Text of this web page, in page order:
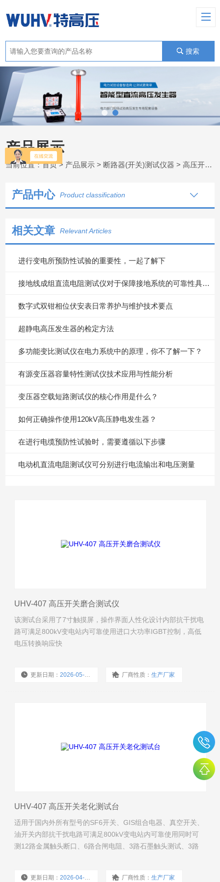
搜索
产品展示
当前位置：首页> 产品展示 > 断路器(开关)测试仪器 >高压开关磨合测试仪
产品中心 Product classification
相关文章 Relevant Articles
进行变电所预防性试验的重要性，一起了解下
接地线成组直流电阻测试仪对于保障接地系统的可靠性具有重要意义
数字式双钳相位伏安表日常养护与维护技术要点
超静电高压发生器的检定方法
多功能变比测试仪在电力系统中的原理，你不了解一下？
有源变压器容量特性测试仪技术应用与性能分析
变压器空载短路测试仪的核心作用是什么？
如何正确操作使用120kV高压静电发生器？
在进行电缆预防性试验时，需要遵循以下步骤
电动机直流电阻测试仪可分别进行电流输出和电压测量
UHV-407 高压开关磨合测试仪
该测试台采用了7寸触摸屏，操作界面人性化设计内部抗干扰电
路可满足800kV变电站内可靠使用进口大功率IGBT控制，高低
电压转换响应快
更新日期：2026-05-27 厂商性质：生产厂家
UHV-407 高压开关老化测试台
适用于国内外所有型号的SF6开关、GIS组合电器、真空开关、
油开关内部抗干扰电路可满足800kV变电站内可靠使用同时可
测12路金属触头断口、6路合闸电阻、3路石墨触头测试、3路
更新日期：2026-04-23 厂商性质：生产厂家